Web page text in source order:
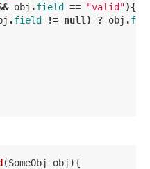
obj .field == "valid"){
.field != null ) ? obj .
(SomeObj obj ){